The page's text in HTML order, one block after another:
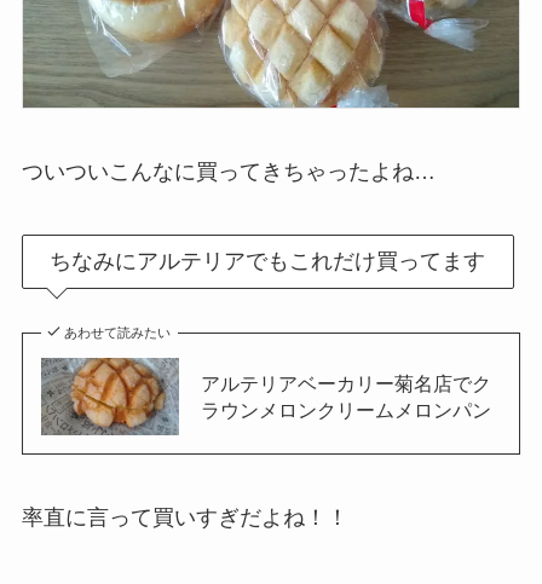
ついついこんなに買ってきちゃったよね…
ちなみにアルテリアでもこれだけ買ってます
あわせて読みたい
アルテリアベーカリー菊名店でク
ラウンメロンクリームメロンパン
率直に言って買いすぎだよね！！